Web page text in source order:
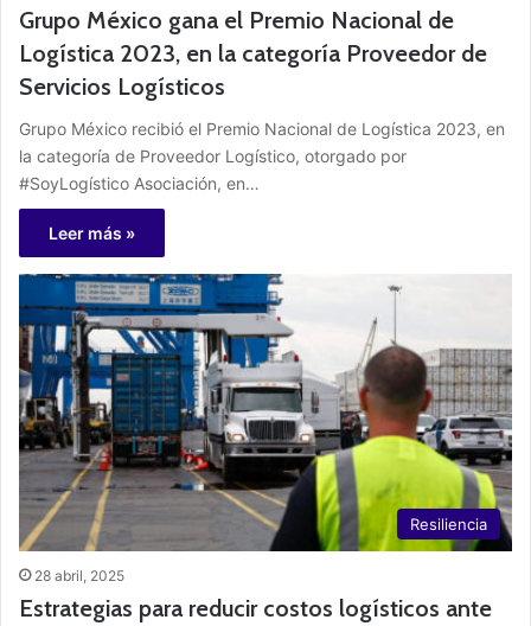
Grupo México gana el Premio Nacional de
Logística 2023, en la categoría Proveedor de
Servicios Logísticos
Grupo México recibió el Premio Nacional de Logística 2023, en
la categoría de Proveedor Logístico, otorgado por
#SoyLogístico Asociación, en…
Leer más »
Resiliencia
28 abril, 2025
Estrategias para reducir costos logísticos ante